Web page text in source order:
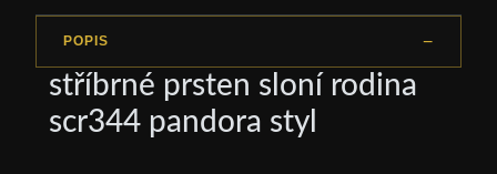
POPIS
stříbrné prsten sloní rodina
scr344 pandora styl